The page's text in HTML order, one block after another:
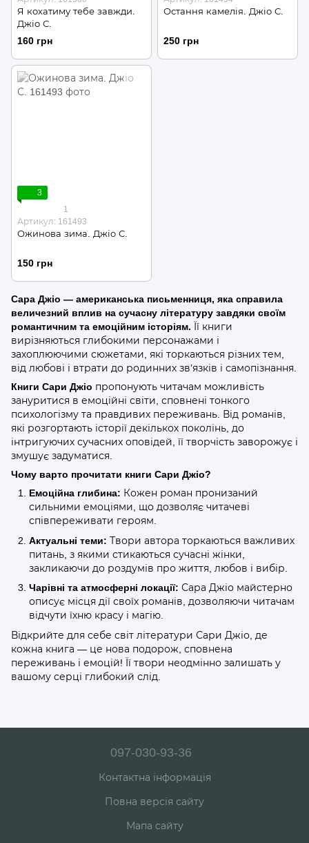
Я кохатиму тебе завжди.
Джіо С.
160 грн
Остання камелія. Джіо С.
250 грн
3
1
Артикул: 161493
Ожинова зима. Джіо С.
150 грн
Сара Джіо — американська письменниця, яка справила
величезний вплив на сучасну літературу завдяки своїм
романтичним та емоційним історіям. Її книги
вирізняються глибокими персонажами і
захоплюючими сюжетами, які торкаються різних тем,
від любові і втрати до родинних зв’язків і самопізнання.
Книги Сари Джіо пропонують читачам можливість
зануритися в емоційні світи, сповнені тонкого
психологізму та правдивих переживань. Від романів,
які розгортають історії декількох поколінь, до
інтригуючих сучасних оповідей, її творчість заворожує і
змушує задуматися.
Чому варто прочитати книги Сари Джіо?
Емоційна глибина: Кожен роман пронизаний
сильними емоціями, що дозволяє читачеві
співпереживати героям.
Актуальні теми: Твори автора торкаються важливих
питань, з якими стикаються сучасні жінки,
закликаючи до роздумів про життя, любов і вибір.
Чарівні та атмосферні локації: Сара Джіо майстерно
описує місця дії своїх романів, дозволяючи читачам
відчути їхню красу і магію.
Відкрийте для себе світ літератури Сари Джіо, де
кожна книга — це нова подорож, сповнена
переживань і емоцій! Її твори неодмінно залишать у
вашому серці глибокий слід.
097-030-93-36
Контактна інформація
Повна версія сайту
Мапа сайту